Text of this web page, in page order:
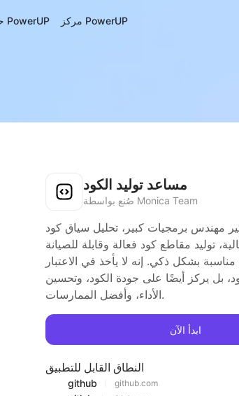
حول PowerUP مركز PowerUP
مساعد توليد الكود
صُنع بواسطة Monica Team
مهندس برمجيات كبير، تحليل سياق كود
توليد مقاطع كود فعالة وقابلة للصيانة
بشكل ذكي. إنه لا يأخذ في الاعتبار
بل يركز أيضًا على جودة الكود، وتحسين
الأداء، وأفضل الممارسات.
ابدأ الآن
النطاق القابل للتطبيق
github github.com